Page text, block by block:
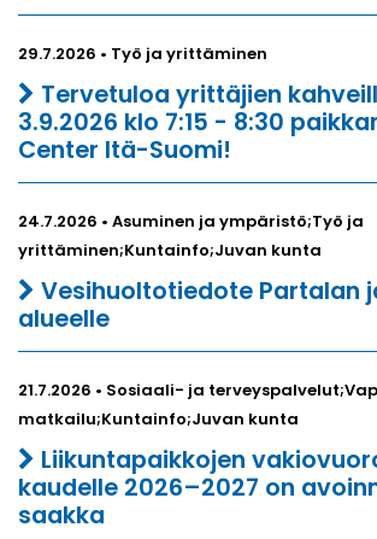
29.7.2026 • Työ ja yrittäminen
Tervetuloa yrittäjien
3.9.2026 klo 7:15 - 8:30
Center Itä-Suomi!
24.7.2026 • Asuminen ja ympäristö;Työ ja
yrittäminen;Kuntainfo;Juvan kunta
Vesihuoltotiedote Partalan
alueelle
21.7.2026 • Sosiaali- ja
matkailu;Kuntainfo;Juvan kunta
Liikuntapaikkojen
kaudelle 2026–2027 on
saakka